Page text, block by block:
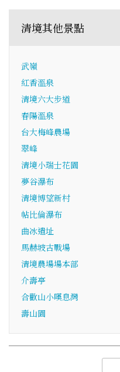
清境其他景點
武嶺
紅香溫泉
清境六大步道
春陽溫泉
台大梅峰農場
翠峰
清境小瑞士花園
夢谷瀑布
清境博望新村
帖比倫瀑布
曲冰遺址
馬赫坡古戰場
清境農場場本部
介壽亭
合歡山小嘆息灣
壽山園